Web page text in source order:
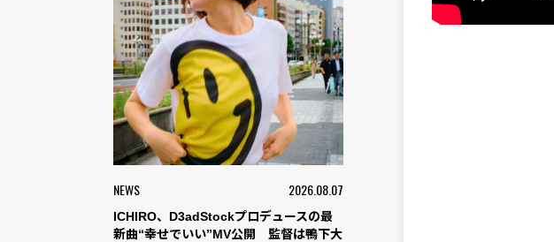
NEWS 2026.08.07
ICHIRO、D3adStockプロデュースの最
新曲“幸せでいい”MV公開 監督は鴨下大